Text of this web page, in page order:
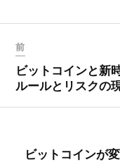
前
ビットコインと新
ルールとリスクの
ビットコインが